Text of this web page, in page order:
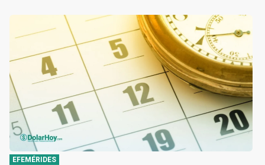
EFEMÉRIDES